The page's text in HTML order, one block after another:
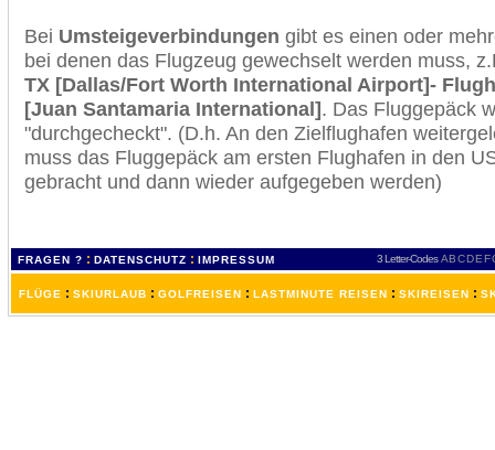
Bei Umsteigeverbindungen gibt es einen oder
bei denen das Flugzeug gewechselt werden muss,
TX [Dallas/Fort Worth International Airport]-
[Juan Santamaria International]. Das Fluggepäck
"durchgecheckt". (D.h. An den Zielflughafen
muss das Fluggepäck am ersten Flughafen in den
gebracht und dann wieder aufgegeben werden)
FRAGEN ? : DATENSCHUTZ : IMPRESSUM 3 Letter-Codes ABCDEF
FLÜGE : SKIURLAUB : GOLFREISEN : LASTMINUTE REISEN : SKIREISEN :